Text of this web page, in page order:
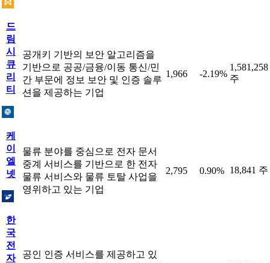
드
림
시
큐
리
티
공개키 기반의 보안 알고리즘을
기반으로 공공/금융/이동 통신/민
간 부문에 정보 보안 및 인증 솔루
션을 제공하는 기업
1,966 -2.19%
1,581,258
주
케
이
엘
넷
물류 분야를 중심으로 전자 문서
중계 서비스를 기반으로 한 전자
물류 서비스와 물류 토탈 사업을
영위하고 있는 기업
2,795 0.90% 18,841 주
한
국
전
자
공인 인증 서비스를 제공하고 있